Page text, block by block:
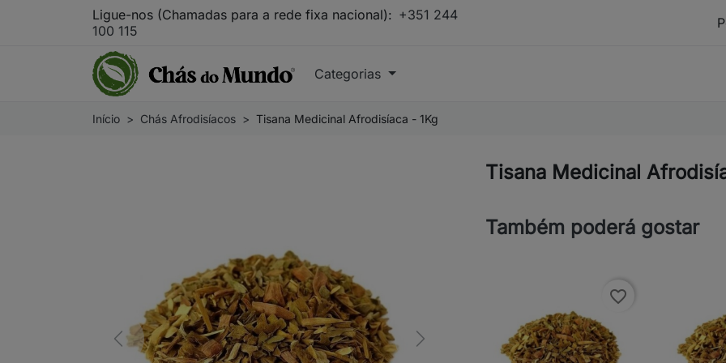
Ligue-nos (Chamadas para a rede fixa nacional): +351 244
100 115
Categorias
Início Chás Afrodisíacos Tisana Medicinal Afrodisíaca - 1Kg
Previous Next
Tisana Medicinal
Também poderá gostar
favorite_border